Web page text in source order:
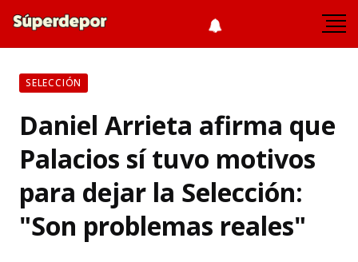
SELECCIÓN
Daniel Arrieta afirma que
Palacios sí tuvo motivos
para dejar la Selección:
"Son problemas reales"